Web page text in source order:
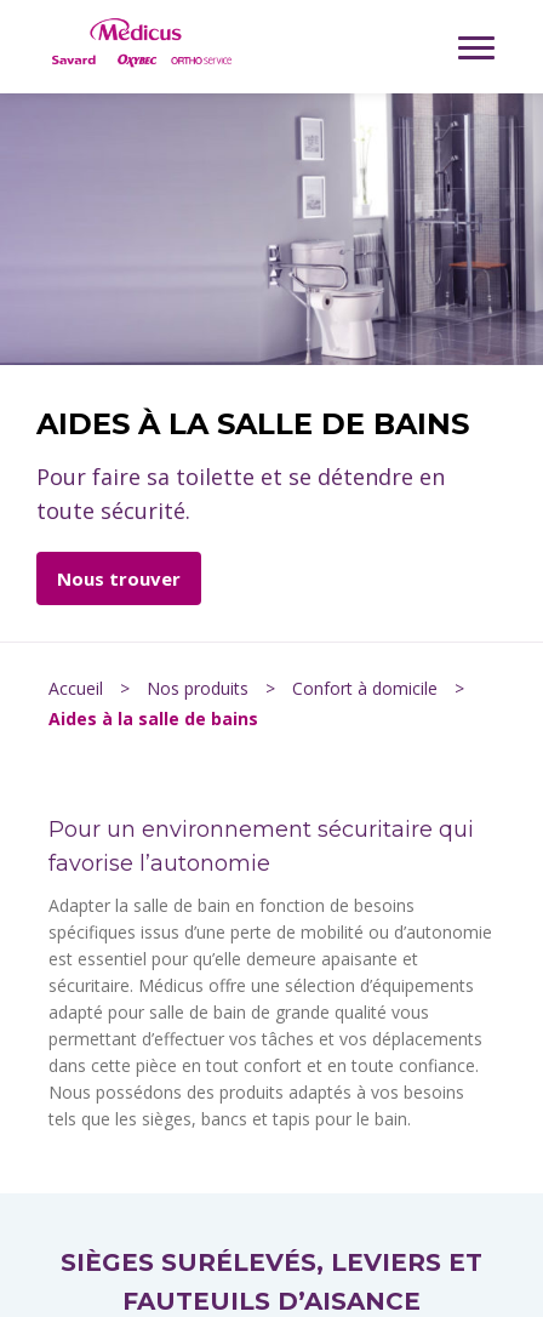
AIDES À LA SALLE DE BAINS
Pour faire sa toilette et se détendre en
toute sécurité.
Nous trouver
Accueil > Nos produits > Confort à domicile
>
Aides à la salle de bains
Pour un environnement sécuritaire qui
favorise l’autonomie
Adapter la salle de bain en fonction de besoins
spécifiques issus d’une perte de mobilité ou d’autonomie
est essentiel pour qu’elle demeure apaisante et
sécuritaire. Médicus offre une sélection d’équipements
adapté pour salle de bain de grande qualité vous
permettant d’effectuer vos tâches et vos déplacements
dans cette pièce en tout confort et en toute confiance.
Nous possédons des produits adaptés à vos besoins
tels que les sièges, bancs et tapis pour le bain.
SIÈGES SURÉLEVÉS, LEVIERS ET
FAUTEUILS D’AISANCE